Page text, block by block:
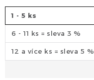
1 - 5 ks
6 - 11 ks = sleva 3 %
12 a více ks = sleva 5 %